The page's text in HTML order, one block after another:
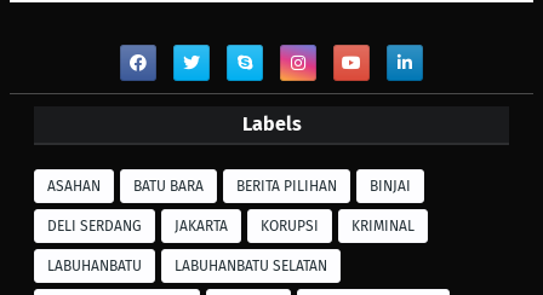
Labels
ASAHAN BATU BARA BERITA PILIHAN BINJAI
DELI SERDANG JAKARTA KORUPSI KRIMINAL
LABUHANBATU LABUHANBATU SELATAN